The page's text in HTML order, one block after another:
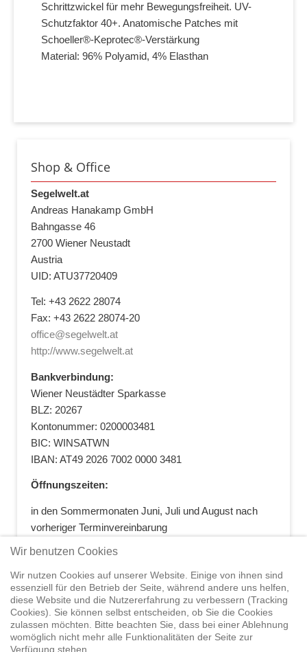
Schrittzwickel für mehr Bewegungsfreiheit. UV-
Schutzfaktor 40+. Anatomische Patches mit
Schoeller®-Keprotec®-Verstärkung
Material: 96% Polyamid, 4% Elasthan
Shop & Office
Segelwelt.at
Andreas Hanakamp GmbH
Bahngasse 46
2700 Wiener Neustadt
Austria
UID: ATU37720409
Tel: +43 2622 28074
Fax: +43 2622 28074-20
office@segelwelt.at
http://www.segelwelt.at
Bankverbindung:
Wiener Neustädter Sparkasse
BLZ: 20267
Kontonummer: 0200003481
BIC: WINSATWN
IBAN: AT49 2026 7002 0000 3481
Öffnungszeiten:
in den Sommermonaten Juni, Juli und August nach
vorheriger Terminvereinbarung
Home Shop Trainings Segeltörns Service
Elvstrøm
Sails Yachthandel Sicherheit auf
Wir benutzen Cookies
Wir nutzen Cookies auf unserer Website. Einige von ihnen sind
essenziell für den Betrieb der Seite, während andere uns helfen,
diese Website und die Nutzererfahrung zu verbessern (Tracking
Cookies). Sie können selbst entscheiden, ob Sie die Cookies
zulassen möchten. Bitte beachten Sie, dass bei einer Ablehnung
womöglich nicht mehr alle Funktionalitäten der Seite zur
Verfügung stehen.